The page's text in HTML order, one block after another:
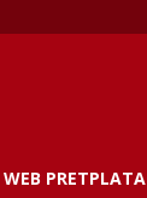
WEB PRETPLATA